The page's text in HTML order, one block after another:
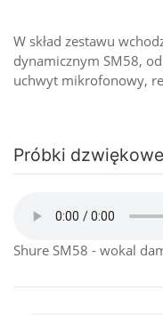
W skład zestawu
dynamicznym SM58,
uchwyt mikrofonowy,
Próbki
Shure SM58 - wokal